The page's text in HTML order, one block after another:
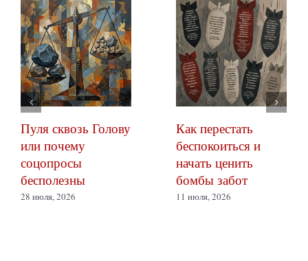
Пуля сквозь Голову
или почему
соцопросы
бесполезны
28 июля, 2026
Как перестать
беспокоиться и
начать ценить
бомбы забот
11 июля, 2026